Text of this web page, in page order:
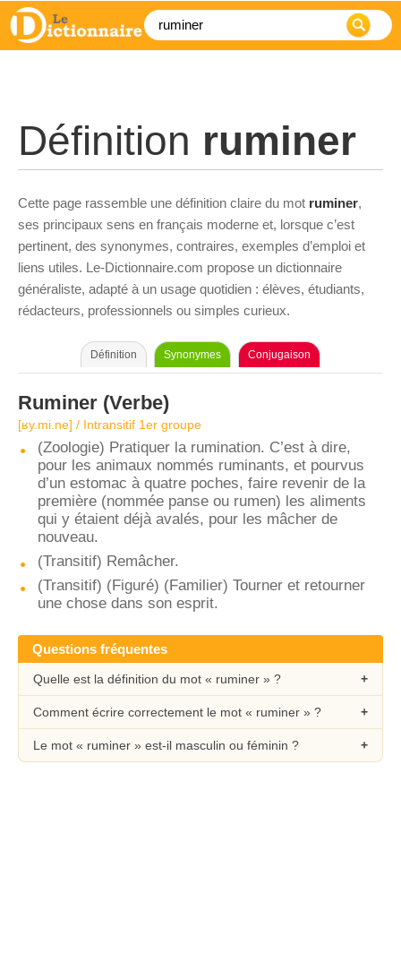
Définition ruminer
Cette page rassemble une définition claire du mot ruminer,
ses principaux sens en français moderne et, lorsque c’est
pertinent, des synonymes, contraires, exemples d’emploi et
liens utiles. Le-Dictionnaire.com propose un dictionnaire
généraliste, adapté à un usage quotidien : élèves, étudiants,
rédacteurs, professionnels ou simples curieux.
Définition Synonymes Conjugaison
Ruminer (Verbe)
[ʁy.mi.ne] / Intransitif 1er groupe
(Zoologie) Pratiquer la rumination. C’est à dire,
pour les animaux nommés ruminants, et pourvus
d’un estomac à quatre poches, faire revenir de la
première (nommée panse ou rumen) les aliments
qui y étaient déjà avalés, pour les mâcher de
nouveau.
(Transitif) Remâcher.
(Transitif) (Figuré) (Familier) Tourner et retourner
une chose dans son esprit.
Questions fréquentes
Quelle est la définition du mot « ruminer » ?
Comment écrire correctement le mot « ruminer » ?
Le mot « ruminer » est-il masculin ou féminin ?